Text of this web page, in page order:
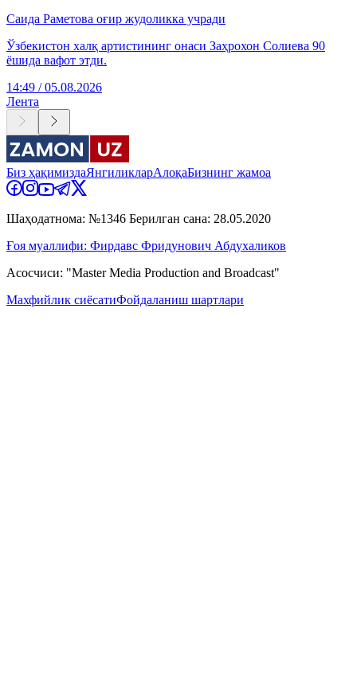
Саида Раметова оғир жудоликка учради
Ўзбекистон халқ артистининг онаси Заҳрохон Солиева 90
ёшида вафот этди.
14:49 / 05.08.2026
Лента
Биз ҳақимиздаЯнгиликларАлоқаБизнинг жамоа
Шаҳодатнома: №1346 Берилган сана: 28.05.2020
Ғоя муаллифи: Фирдавс Фридунович Абдухаликов
Асосчиси: "Master Media Production and Broadcast"
Махфийлик сиёсатиФойдаланиш шартлари